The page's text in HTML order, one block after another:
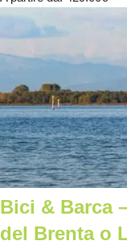
Bici & Barca
del Brenta o